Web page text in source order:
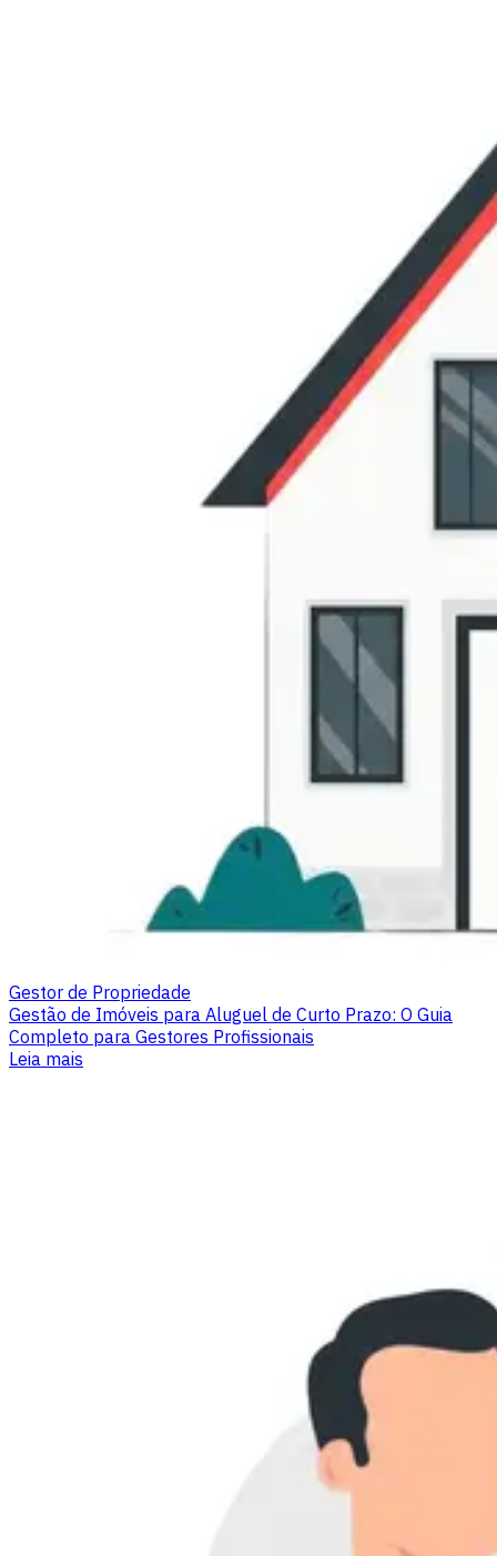
Gestor de Propriedade
Gestão de Imóveis para Aluguel de Curto Prazo: O Guia
Completo para Gestores Profissionais
Leia mais